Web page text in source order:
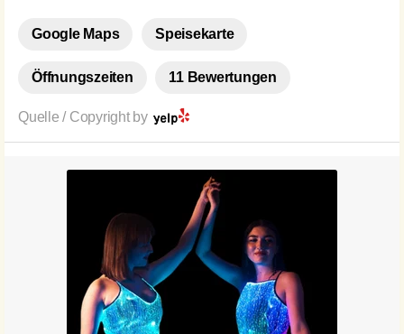
Google Maps Speisekarte
Öffnungszeiten 11 Bewertungen
Quelle / Copyright by